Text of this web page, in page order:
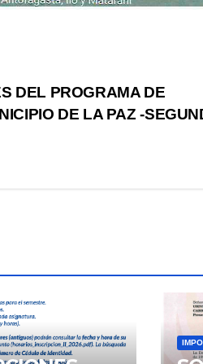
DEL PROGRAMA DE
DE LA PAZ -